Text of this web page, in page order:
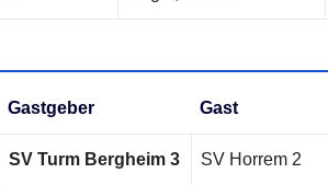
Gastgeber Gast
SV Turm Bergheim 3 SV Horrem 2